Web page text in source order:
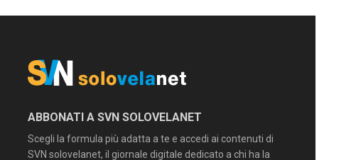
ABBONATI A SVN SOLOVELANET
Scegli la formula più adatta a te e accedi ai contenuti di
SVN solovelanet, il giornale digitale dedicato a chi ha la